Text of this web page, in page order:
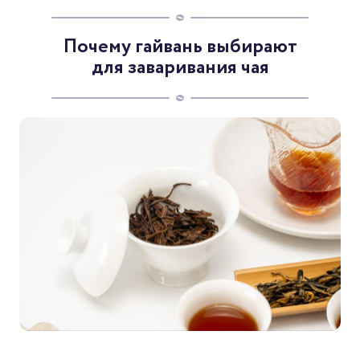
Почему гайвань выбирают
для заваривания чая